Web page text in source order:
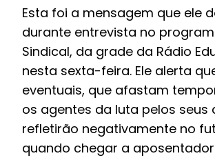
Esta foi a mensagem que ele
durante entrevista no
Sindical, da grade da Rádio
nesta sexta-feira. Ele alerta
eventuais, que afastam
os agentes da luta pelos seus
refletirão negativamente no
quando chegar a